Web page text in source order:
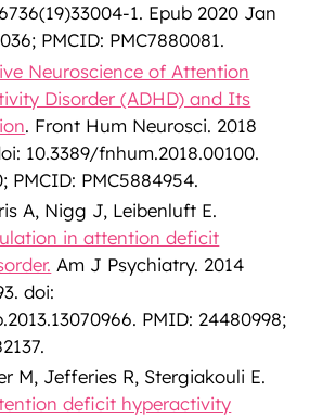
1. Epub 2020 Jan
PMCID: PMC7880081.
Neuroscience of Attention
Disorder (ADHD) and Its
. Front Hum Neurosci. 2018
10.3389/fnhum.2018.00100.
PMCID: PMC5884954.
A, Nigg J, Leibenluft E.
in attention deficit
Am J Psychiatry. 2014
doi:
PMID: 24480998;
M, Jefferies R, Stergiakouli E.
deficit hyperactivity